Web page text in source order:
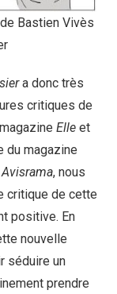
Bastien Vivès
a donc très
critiques de
Elle et
du magazine
Avisrama, nous
critique de cette
positive. En
nouvelle
séduire un
prendre